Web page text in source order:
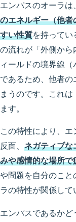
エンパスのオーラは
のエネルギー（他
すい性質を持って
の流れが「外側から
ィールドの境界線
であるため、他者
まうのです。これ
ます。
この特性により、
反面、 ネガティブな
みや感情的な場所で
や問題を自分のこ
ラの特性が関係して
エンパスであるかど